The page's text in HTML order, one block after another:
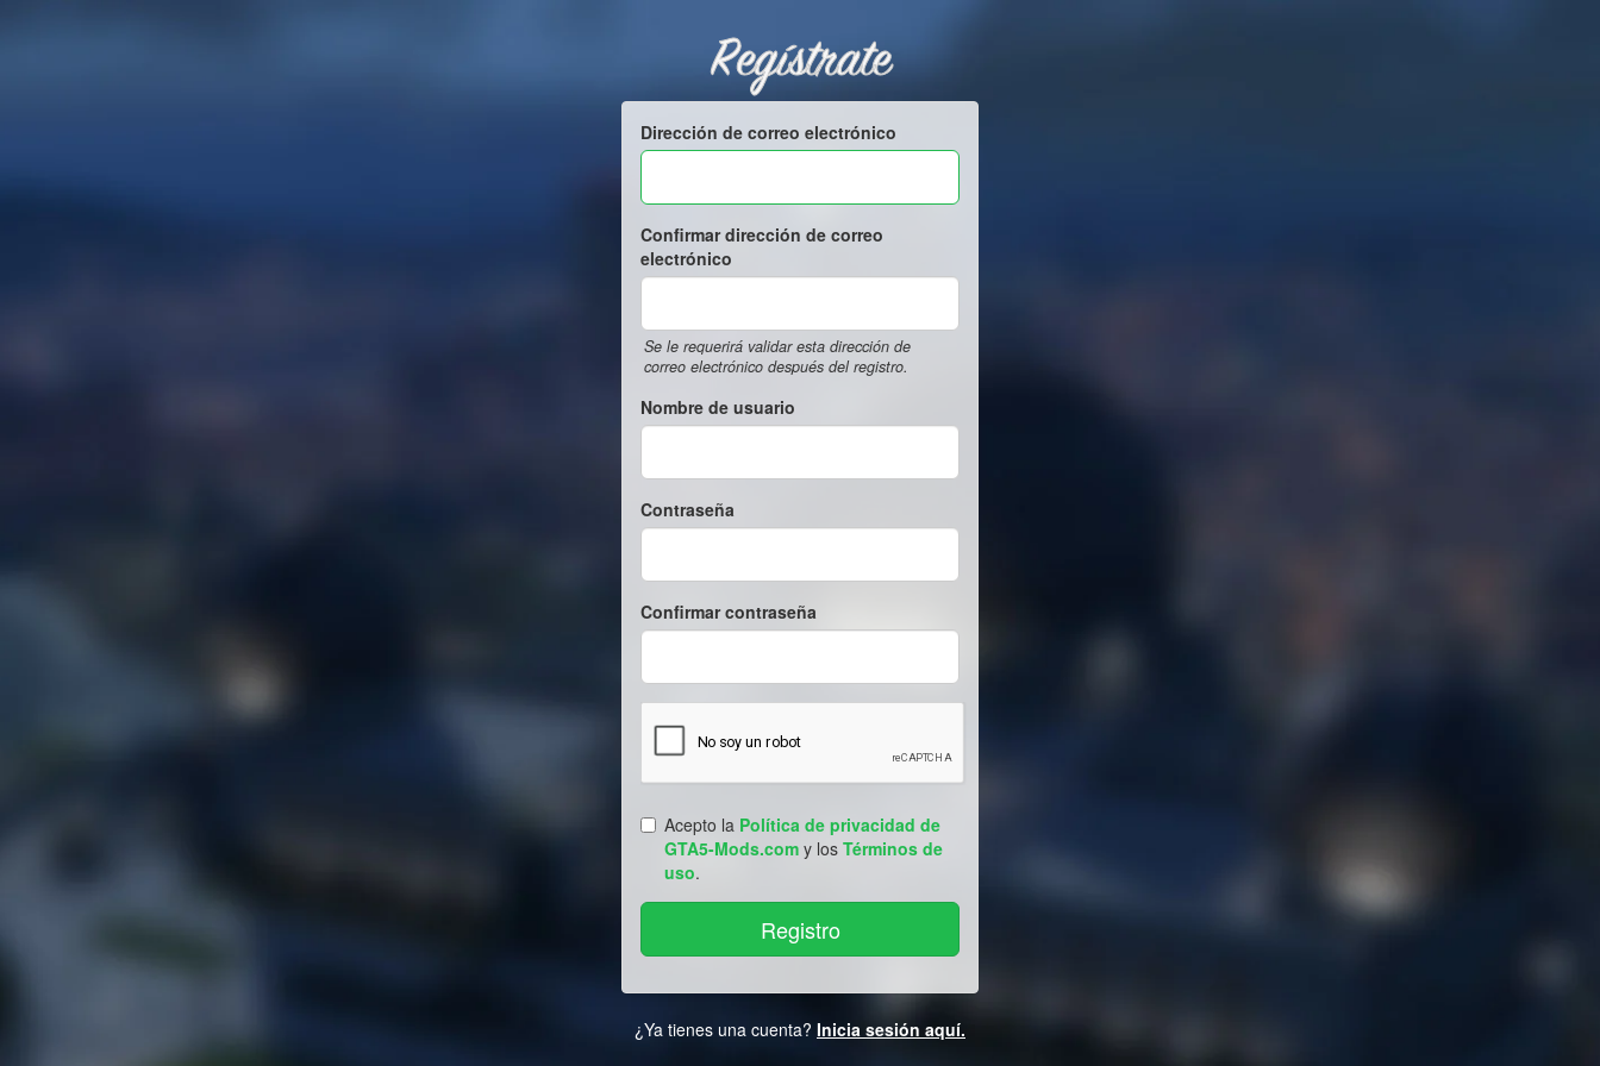
Regístrate
Dirección de correo electrónico
Confirmar dirección de correo
electrónico
Se le requerirá validar esta dirección de
correo electrónico después del registro.
Nombre de usuario
Contraseña
Confirmar contraseña
Acepto la Política de privacidad de
GTA5-Mods.com y los Términos de
uso.
¿Ya tienes una cuenta? Inicia sesión aquí.